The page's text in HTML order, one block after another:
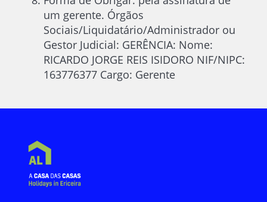
um gerente. Órgãos
Sociais/Liquidatário/Administrador ou
Gestor Judicial: GERÊNCIA: Nome:
RICARDO JORGE REIS ISIDORO NIF/NIPC:
163776377 Cargo: Gerente